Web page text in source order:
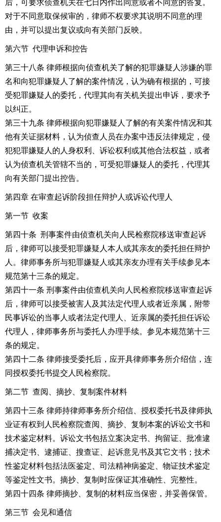
后，可要求侦查机关在七日内作出同意或者不同意的答复。
对于不同意取保候审的，律师不权要求其说明不同意的理
由，并可以提出复议或向有关部门反映。
第六节 代理申诉和控告
第三十八条 律师根据向侦查机关了解的犯罪嫌疑人涉嫌的罪
名和向犯罪嫌疑人了解的案件情况，认为确有根据的，可接
受犯罪嫌疑人的委托，代理其向有关机关提出申诉，要求予
以纠正。
第三十九条 律师根据向犯罪嫌疑人了解的有关案件情况和其
他有关证据材料，认为侦查人员在办案中违反法律规定，侵
犯犯罪嫌疑人的人身权利、诉讼权利或其他合法权益，或者
认为侦查机关管辖不当的，可受犯罪嫌疑人的委托，代理其
向有关部门提出控告。
第四章 在审查起诉阶段担任辩护人或诉讼代理人
第一节 收案
第四十条 刑事案件由侦查机关向人民检察院移送审查起诉
后，律师可以接受犯罪嫌疑人本人或其亲友的委托担任辩护
人。律师事务所与犯罪嫌疑人或其亲友办理有关手续参见本
规范第十三条的规定。
第四十一条 刑事案件由侦查机关向人民检察院移送审查起诉
后，律师可以接受被害人及其法定代理人或者近亲属，附带
民事诉讼的当事人或者法定代理人、近亲属的委托担任诉讼
代理人，律师事务所与委托人办理手续。参见本规范第十三
条的规定。
第四十二条 律师接受委托后，应开具律师事务所介绍信，连
同授权委托书提交人民检察院。
第二节 查阅、摘抄、复制案件材料
第四十三条 律师持律师事务所介绍信、授权委托书及律师执
业证有权到人民检察院查阅、摘抄、复制本案的诉讼文书和
技术鉴定材料。诉讼文书包括立案决定书、拘留证、批准逮
捕决定书、逮捕证、搜查证、起诉意见书及其它文书；技术
性鉴定材料包括法医鉴定、司法精神病鉴定、物证技术鉴定
等鉴定性文书。摘抄、复制时应保证其准确性、完整性。
第四十四条 律师摘抄、复制的材料应当保密，并妥善保管。
第三节 会见和通信